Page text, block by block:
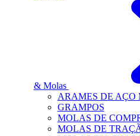
& Molas
ARAMES DE AÇO
GRAMPOS
MOLAS DE
MOLAS DE